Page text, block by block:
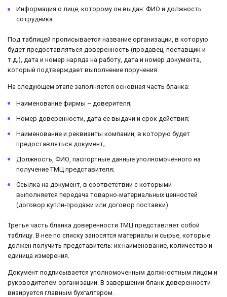
Информация о лице, которому он выдан: ФИО и должность
сотрудника.
Под таблицей прописывается название организации, в которую
будет предоставляться доверенность (продавец, поставщик и
т.д.), дата и номер наряда на работу, дата и номер документа,
который подтверждает выполнение поручения.
На следующем этапе заполняется основная часть бланка:
Наименование фирмы – доверителя;
Номер доверенности, дата ее выдачи и срок действия;
Наименование и реквизиты компании, в которую будет
предоставляться документ;
Должность, ФИО, паспортные данные уполномоченного на
получение ТМЦ представителя;
Ссылка на документ, в соответствии с которыми
выполняется передача товарно-материальных ценностей
(договор купли-продажи или договор поставки).
Третья часть бланка доверенности ТМЦ представляет собой
таблицу. В нее по списку заносятся материалы и сырье, которые
должен получить представитель: их наименование, количество и
единица измерения.
Документ подписывается уполномоченным должностным лицом и
руководителем организации. В завершении бланк доверенности
визируется главным бухгалтером.